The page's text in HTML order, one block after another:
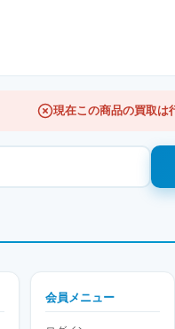
現在この商品の買取は
会員メニュー